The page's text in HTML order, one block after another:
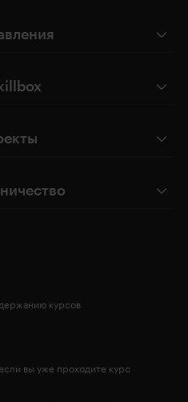
курсов
вы уже проходите курс